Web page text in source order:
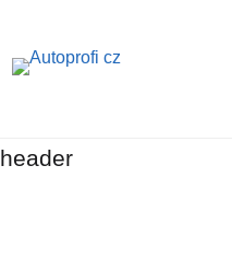
header